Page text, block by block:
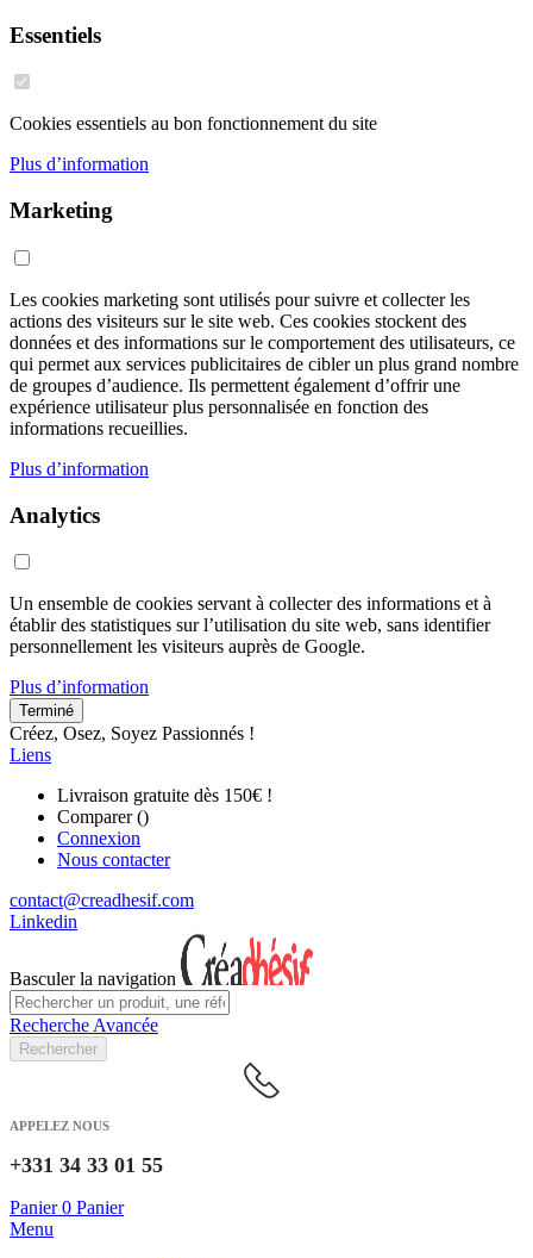
Essentiels
Cookies essentiels au bon fonctionnement du site
Plus d’information
Marketing
Les cookies marketing sont utilisés pour suivre et collecter les
actions des visiteurs sur le site web. Ces cookies stockent des
données et des informations sur le comportement des utilisateurs, ce
qui permet aux services publicitaires de cibler un plus grand nombre
de groupes d’audience. Ils permettent également d’offrir une
expérience utilisateur plus personnalisée en fonction des
informations recueillies.
Plus d’information
Analytics
Un ensemble de cookies servant à collecter des informations et à
établir des statistiques sur l’utilisation du site web, sans identifier
personnellement les visiteurs auprès de Google.
Plus d’information
Terminé
Créez, Osez, Soyez Passionnés !
Liens
Livraison gratuite dès 150€ !
Comparer ()
Connexion
Nous contacter
contact@creadhesif.com
Linkedin
Basculer la navigation
Recherche Avancée
Rechercher
APPELEZ NOUS
+331 34 33 01 55
Panier 0 Panier
Menu